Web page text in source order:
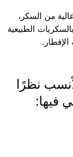
من السكر،
الطبيعية
نظرًا
فيها: